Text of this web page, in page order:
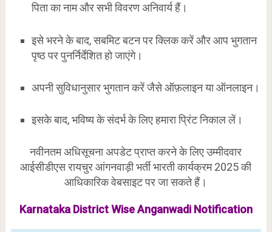
पिता का नाम और सभी विवरण अनिवार्य हैं।
इसे भरने के बाद, सबमिट बटन पर क्लिक करें और आप भुगतान
पृष्ठ पर पुनर्निर्देशित हो जाएंगे।
अपनी सुविधानुसार भुगतान करें जैसे ऑफ़लाइन या ऑनलाइन।
इसके बाद, भविष्य के संदर्भ के लिए हमारा प्रिंट निकाल लें।
नवीनतम अधिसूचना अपडेट प्राप्त करने के लिए उम्मीदवार
आईसीडीएस रायचुर आंगनवाड़ी भर्ती भारती कार्यक्रम 2025 की
आधिकारिक वेबसाइट पर जा सकते हैं।
Karnataka District WiseAnganwadiNotification